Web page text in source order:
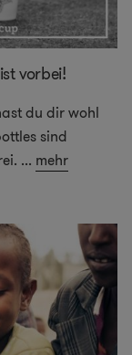
vorbei!
du dir wohl
sind
... mehr